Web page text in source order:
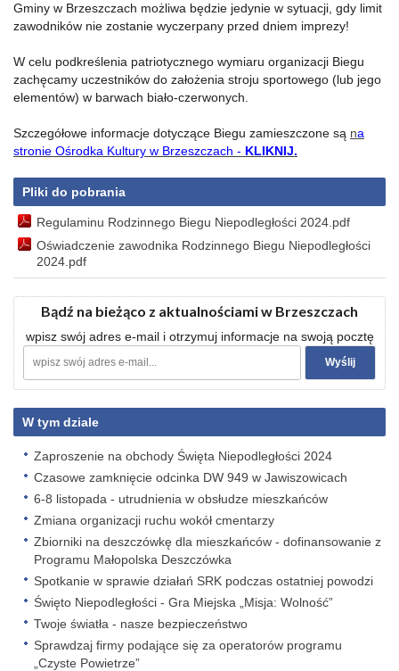
Gminy w Brzeszczach możliwa będzie jedynie w sytuacji, gdy limit
zawodników nie zostanie wyczerpany przed dniem imprezy!
W celu podkreślenia patriotycznego wymiaru organizacji Biegu
zachęcamy uczestników do założenia stroju sportowego (lub jego
elementów) w barwach biało-czerwonych.
Szczegółowe informacje dotyczące Biegu zamieszczone są na
stronie Ośrodka Kultury w Brzeszczach - KLIKNIJ.
Pliki do pobrania
Regulaminu Rodzinnego Biegu Niepodległości 2024.pdf
Oświadczenie zawodnika Rodzinnego Biegu Niepodległości
2024.pdf
Bądź na bieżąco z aktualnościami w Brzeszczach
wpisz swój adres e-mail i otrzymuj informacje na swoją pocztę
W tym dziale
Zaproszenie na obchody Święta Niepodległości 2024
Czasowe zamknięcie odcinka DW 949 w Jawiszowicach
6-8 listopada - utrudnienia w obsłudze mieszkańców
Zmiana organizacji ruchu wokół cmentarzy
Zbiorniki na deszczówkę dla mieszkańców - dofinansowanie z
Programu Małopolska Deszczówka
Spotkanie w sprawie działań SRK podczas ostatniej powodzi
Święto Niepodległości - Gra Miejska „Misja: Wolność”
Twoje światła - nasze bezpieczeństwo
Sprawdzaj firmy podające się za operatorów programu
„Czyste Powietrze”